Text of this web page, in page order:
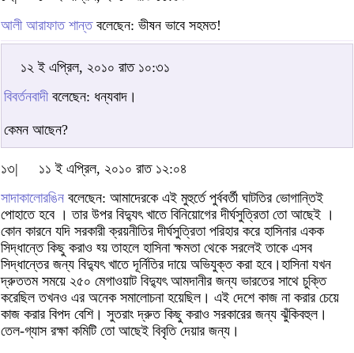
আলী আরাফাত শান্তবলেছেন: ভীষন ভাবে সহমত!
১২ ই এপ্রিল, ২০১০ রাত ১০:৩১
বিবর্তনবাদীবলেছেন: ধন্যবাদ।
কেমন আছেন?
১৩|
১১ ই এপ্রিল, ২০১০ রাত ১২:০৪
সাদাকালোরঙিন বলেছেন: আমাদেরকে এই মুহুর্তে পুর্ববর্তী ঘাটতির ভোগান্তিই
পোহাতে হবে । তার উপর বিদ্যুৎ খাতে বিনিয়োগের দীর্ঘসুত্রিতা তো আছেই ।
কোন কারনে যদি সরকারী ক্রয়নীতির দীর্ঘসুত্রিতা পরিহার করে হাসিনার একক
সিদ্ধান্তে কিছু করাও হ্য় তাহলে হাসিনা ক্ষমতা থেকে সরলেই তাকে এসব
সিদ্ধান্তের জন্য বিদ্যুৎ খাতে দূর্নিতির দায়ে অভিযুক্ত করা হবে।হাসিনা যখন
দ্রুততম সময়ে ২৫০ মেগাওয়াট বিদ্যুৎ আমদানীর জন্য ভারতের সাথে চুক্তি
করেছিল তখনও এর অনেক সমালোচনা হয়েছিল। এই দেশে কাজ না করার চেয়ে
কাজ করার বিপদ বেশি। সুতরাং দ্রুত কিছু করাও সরকারের জন্য ঝুঁকিবহুল।
তেল-গ্যাস রক্ষা কমিটি তো আছেই বিবৃতি দেয়ার জন্য।